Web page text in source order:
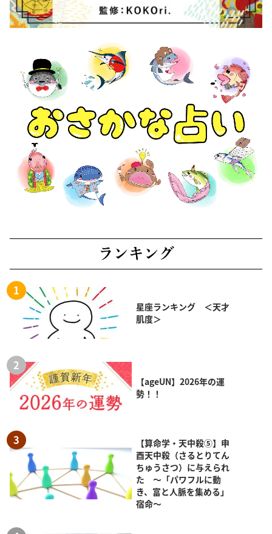
ランキング
星座ランキング ＜天才
肌度＞
【ageUN】2026年の運
勢！！
【算命学・天中殺⑤】申
酉天中殺（さるとりてん
ちゅうさつ）に与えられ
た ～「パワフルに動
き、富と人脈を集める」
宿命～